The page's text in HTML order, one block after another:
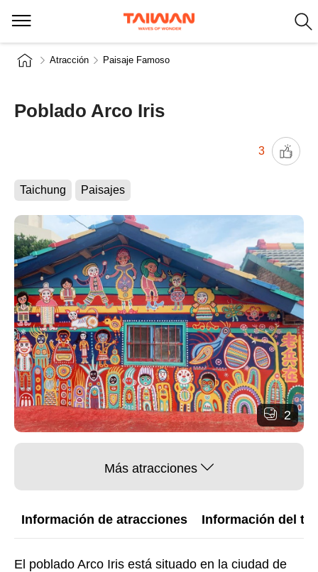
Atracción Paisaje Famoso
Poblado Arco Iris
3
Taichung Paisajes
2
Más atracciones
Información de atracciones Información del
El poblado Arco Iris está situado en la ciudad de